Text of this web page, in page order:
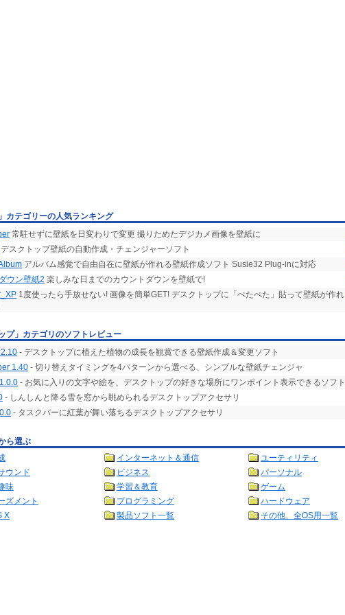
カテゴリーの人気ランキング
常駐せずに壁紙を日変わりで変更 撮りためたデジカメ画像を壁紙に
デスクトップ壁紙の自動作成・チェンジャーソフト
アルバム感覚で自由自在に壁紙が作れる壁紙作成ソフト Susie32 Plug-inに対応
ウン壁紙2 楽しみな日までのカウントダウンを壁紙で!
1度使ったら手放せない! 画像を簡単GET! デスクトップに「ぺたぺた」貼って壁紙が作れ
プ」カテゴリのソフトレビュー
- デスクトップに植えた植物の成長を観賞できる壁紙作成＆変更ソフト
1.40 - 切り替えタイミングを4パターンから選べる、シンプルな壁紙チェンジャ
- お気に入りの文字や絵を、デスクトップの好きな場所にワンポイント表示できるソフト
- しんしんと降る雪を窓から眺められるデスクトップアクセサリ
- タスクバーに紅葉が舞い落ちるデスクトップアクセサリ
ら選ぶ
インターネット＆通信
ユーティリティ
ウンド
ビジネス
パーソナル
味
学習＆教育
ゲーム
ズメント
プログラミング
ハードウェア
X
製品ソフト一覧 その他、全OS用一覧